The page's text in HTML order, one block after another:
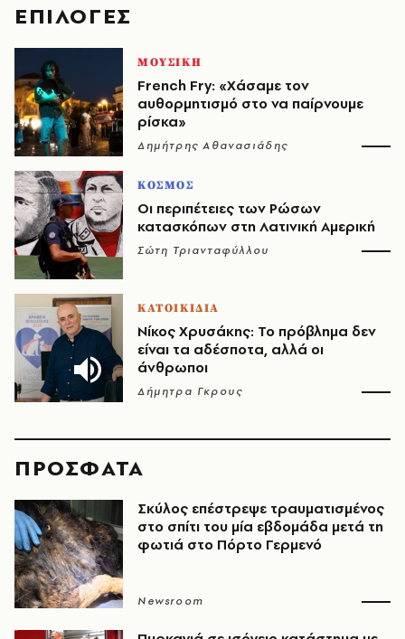
EΠΙΛΟΓΈΣ
ΜΟΥΣΙΚΗ
French Fry: «Χάσαμε τον
αυθορμητισμό στο να παίρνουμε
ρίσκα»
Δημήτρης Αθανασιάδης
ΚΟΣΜΟΣ
Οι περιπέτειες των Ρώσων
κατασκόπων στη Λατινική Αμερική
Σώτη Τριανταφύλλου
ΚΑΤΟΙΚΙΔΙΑ
Νίκος Χρυσάκης: Το πρόβλημα δεν
είναι τα αδέσποτα, αλλά οι
άνθρωποι
Δήμητρα Γκρους
ΠΡΟΣΦΑΤΑ
Σκύλος επέστρεψε τραυματισμένος
στο σπίτι του μία εβδομάδα μετά τη
φωτιά στο Πόρτο Γερμενό
Newsroom